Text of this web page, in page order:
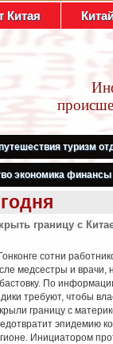
Китая
туризм
экономика финансы
границу с
сотни
медсестры и врачи,
По
требуют, чтобы
границу с
эпидемию
Инициатором